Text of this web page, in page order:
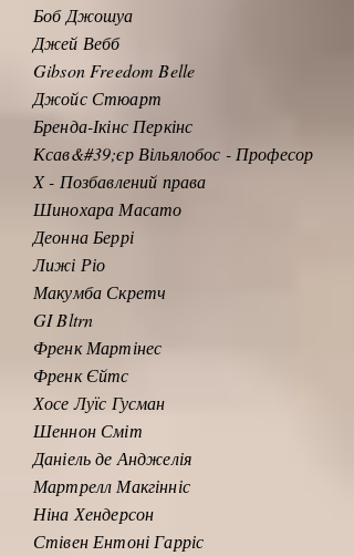
Боб Джошуа
Джей Вебб
Gibson Freedom Belle
Джойс Стюарт
Бренда-Ікінс Перкінс
Ксав&#39;єр Вільялобос - Професор
X - Позбавлений права
Шинохара Масато
Деонна Беррі
Лижі Ріо
Макумба Скретч
GI Bltrn
Френк Мартінес
Френк Єйтс
Хосе Луїс Гусман
Шеннон Сміт
Даніель де Анджелія
Мартрелл Макгінніс
Ніна Хендерсон
Стівен Ентоні Гарріс